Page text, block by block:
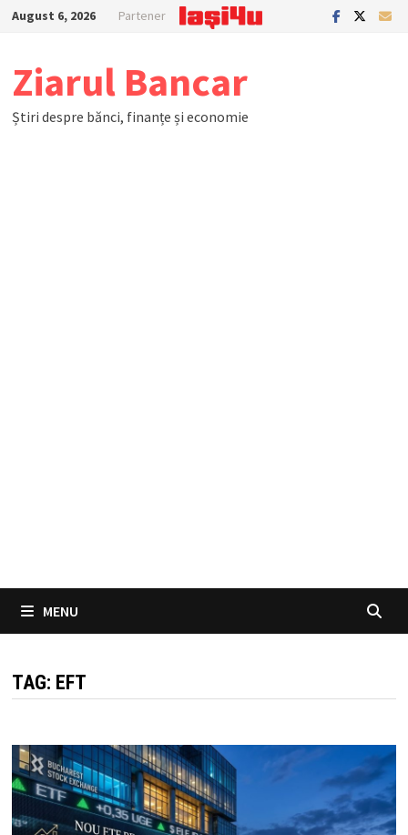
SkipAugust 6, 2026 Partener
Ziarul Bancar
Știri despre bănci, finanțe și economie
MENU
TAG: EFT